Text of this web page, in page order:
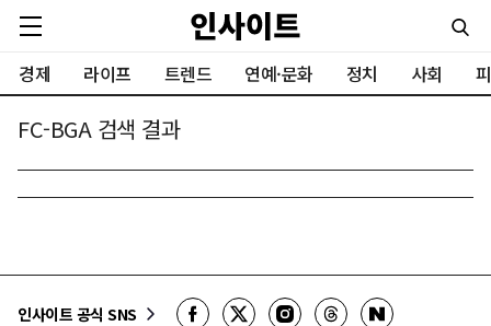
경제 라이프 트렌드 연예·문화 정치 사회
FC-BGA 검색 결과
인사이트 공식 SNS